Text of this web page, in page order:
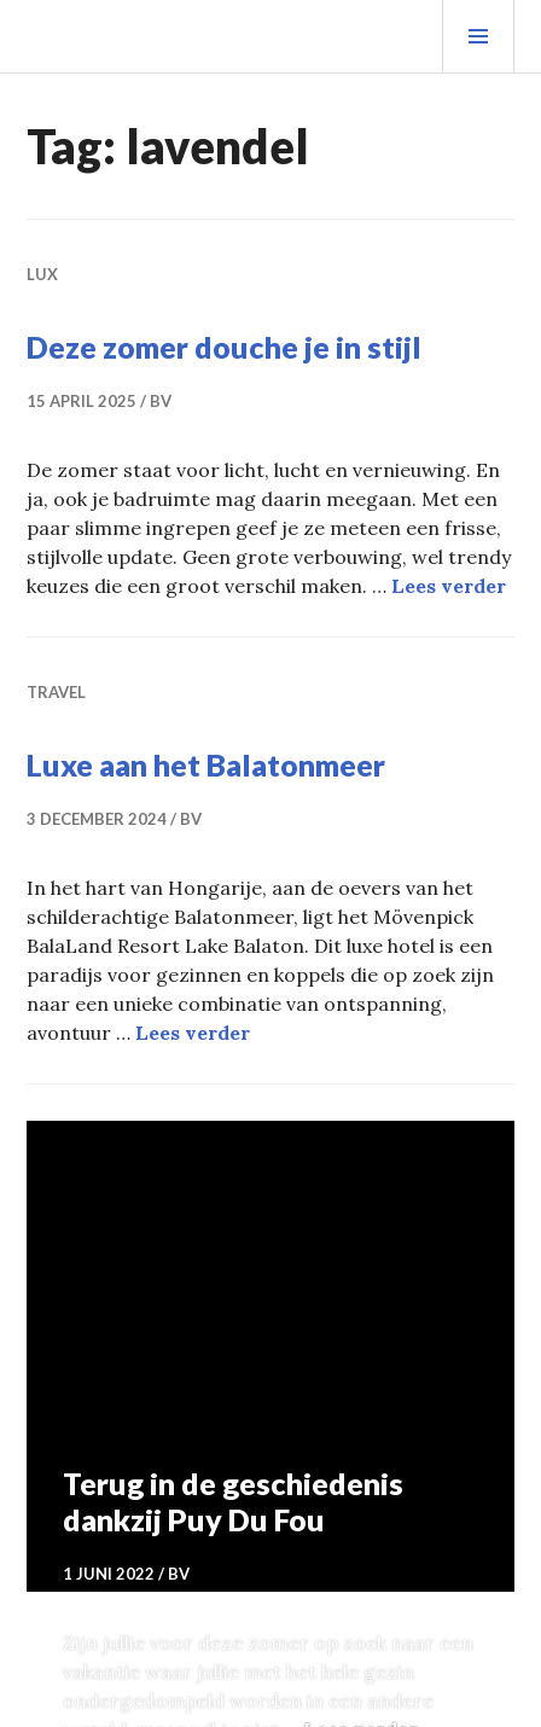
inhoud
Tag: lavendel
LUX
Deze zomer douche je in stijl
15 APRIL 2025 BV
De zomer staat voor licht, lucht en vernieuwing. En
ja, ook je badruimte mag daarin meegaan. Met een
paar slimme ingrepen geef je ze meteen een frisse,
stijlvolle update. Geen grote verbouwing, wel trendy
keuzes die een groot verschil maken. … Lees verder
TRAVEL
Luxe aan het Balatonmeer
3 DECEMBER 2024 BV
In het hart van Hongarije, aan de oevers van het
schilderachtige Balatonmeer, ligt het Mövenpick
BalaLand Resort Lake Balaton. Dit luxe hotel is een
paradijs voor gezinnen en koppels die op zoek zijn
naar een unieke combinatie van ontspanning,
avontuur … Lees verderLuxe aan het Balatonmeer
Terug in de geschiedenis
dankzij Puy Du Fou
1 JUNI 2022 BV
Zijn jullie voor deze zomer op zoek naar een
vakantie waar jullie met het hele gezin
ondergedompeld worden in een andere